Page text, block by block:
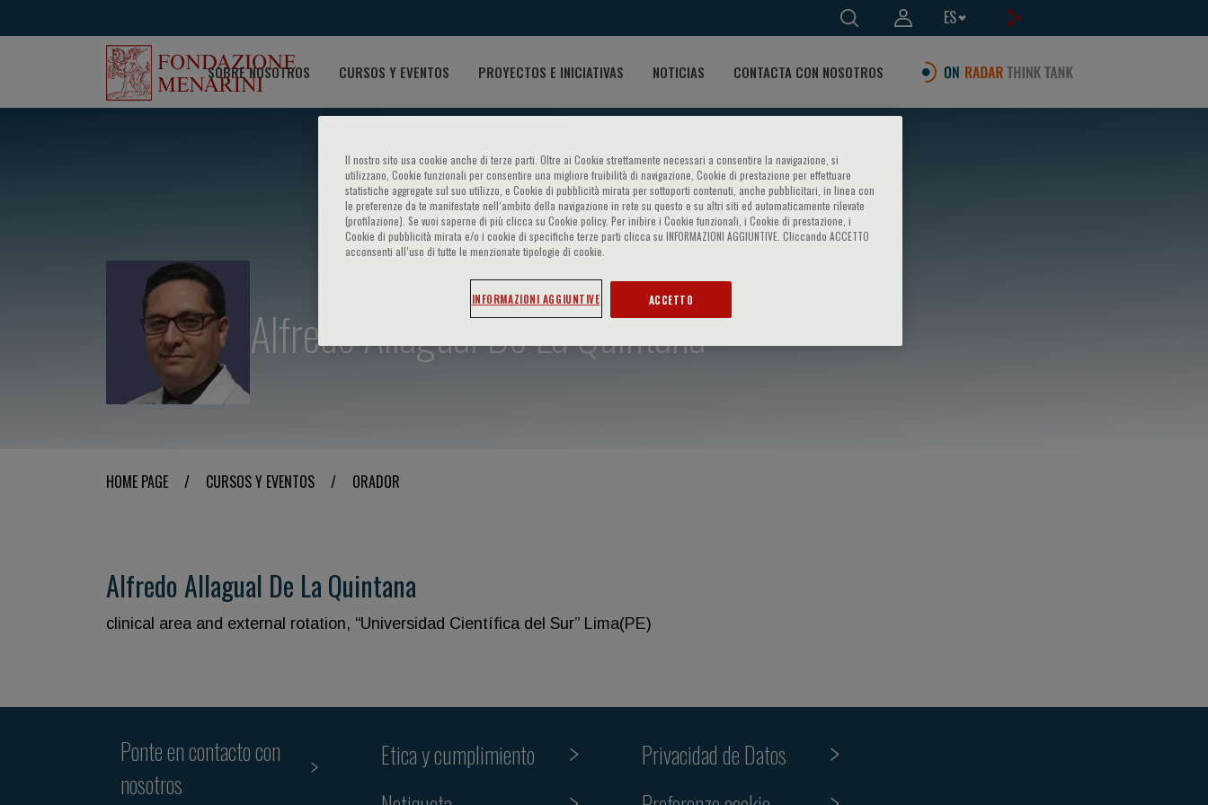
ES
SOBRE NOSOTROS CURSOS Y EVENTOS PROYECTOS E INICIATIVAS NOTICIAS CONTACTA CON NOSOTROS
Alfredo Allagual De La Quintana
HOME PAGE / CURSOS Y EVENTOS / ORADOR
Alfredo Allagual De La Quintana
clinical area and external rotation, “Universidad Científica del Sur” Lima(PE)
Ponte en contacto con
nosotros
Etica y cumplimiento
Privacidad de Datos
Il nostro sito usa cookie anche di terze parti. Oltre ai Cookie strettamente necessari a consentire la navigazione, si
utilizzano, Cookie funzionali per consentire una migliore fruibilità di navigazione, Cookie di prestazione per effettuare
statistiche aggregate sul suo utilizzo, e Cookie di pubblicità mirata per sottoporti contenuti, anche pubblicitari, in linea con
le preferenze da te manifestate nell‘ambito della navigazione in rete su questo e su altri siti ed automaticamente rilevate
(profilazione). Se vuoi saperne di più clicca su Cookie policy. Per inibire i Cookie funzionali, i Cookie di prestazione, i
Cookie di pubblicità mirata e/o i cookie di specifiche terze parti clicca su INFORMAZIONI AGGIUNTIVE. Cliccando ACCETTO
acconsenti all’uso di tutte le menzionate tipologie di cookie.
INFORMAZIONI AGGIUNTIVE ACCETTO